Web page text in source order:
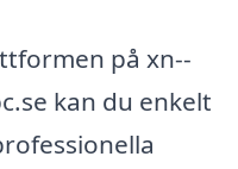
på xn--
kan du enkelt